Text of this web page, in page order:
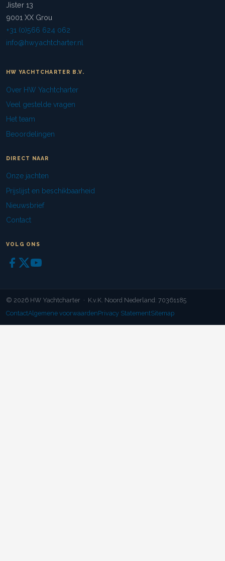
Jister 13
9001 XX Grou
+31 (0)566 624 062
info@hwyachtcharter.nl
HW YACHTCHARTER B.V.
Over HW Yachtcharter
Veel gestelde vragen
Het team
Beoordelingen
DIRECT NAAR
Onze jachten
Prijslijst en beschikbaarheid
Nieuwsbrief
Contact
VOLG ONS
© 2026 HW Yachtcharter · K.v.K. Noord Nederland: 70361185
ContactAlgemene voorwaardenPrivacy StatementSitemap